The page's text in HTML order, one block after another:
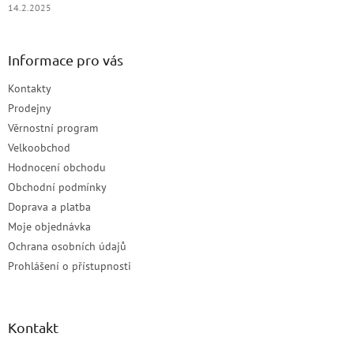
14.2.2025
Informace pro vás
Kontakty
Prodejny
Věrnostní program
Velkoobchod
Hodnocení obchodu
Obchodní podmínky
Doprava a platba
Moje objednávka
Ochrana osobních údajů
Prohlášení o přístupnosti
Kontakt